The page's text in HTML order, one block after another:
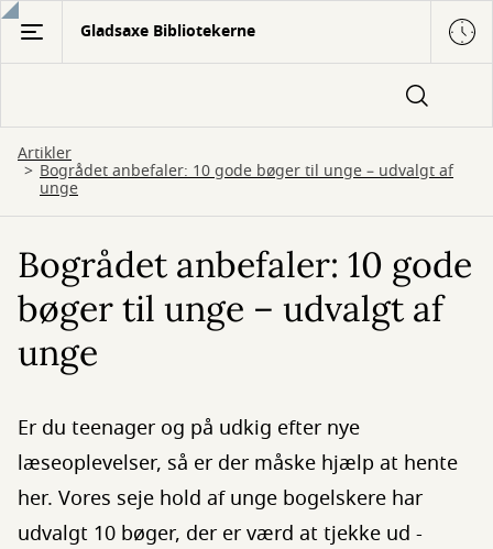
Gå
hovedindhold
Gladsaxe Bibliotekerne
Artikler
Bogrådet anbefaler: 10 gode bøger til unge – udvalgt af
unge
Bogrådet anbefaler: 10 gode
bøger til unge – udvalgt af
unge
Er du teenager og på udkig efter nye
læseoplevelser, så er der måske hjælp at hente
her. Vores seje hold af unge bogelskere har
udvalgt 10 bøger, der er værd at tjekke ud -